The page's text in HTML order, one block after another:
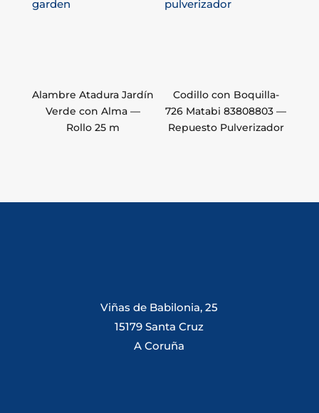
Alambre Atadura Jardín
Verde con Alma —
Rollo 25 m
Codillo con Boquilla-
726 Matabi 83808803 —
Repuesto Pulverizador
Viñas de Babilonia, 25
15179 Santa Cruz
A Coruña